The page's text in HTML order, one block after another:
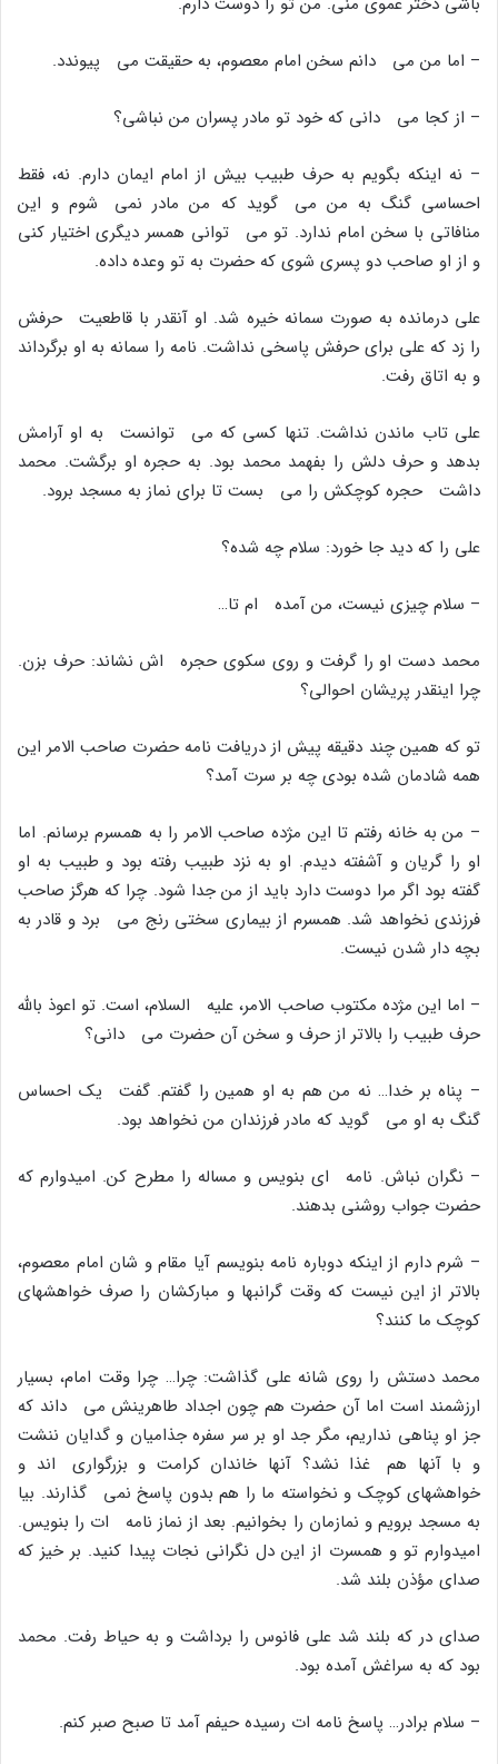
– اما من مى دانم سخن امام معصوم، به حقیقت مى پیوندد.
– از کجا مى دانى که خود تو مادر پسران من نباشى؟
– نه اینکه بگویم به حرف طبیب بیش از امام ایمان دارم. نه، فقط
احساسى گنگ به من مى گوید که من مادر نمى شوم و این
منافاتى با سخن امام ندارد. تو مى توانى همسر دیگرى اختیار کنى
و از او صاحب دو پسرى شوى که حضرت به تو وعده داده.
على درمانده به صورت سمانه خیره شد. او آنقدر با قاطعیت حرفش
را زد که على براى حرفش پاسخى نداشت. نامه را سمانه به او برگرداند
و به اتاق رفت.
على تاب ماندن نداشت. تنها کسى که مى توانست به او آرامش
بدهد و حرف دلش را بفهمد محمد بود. به حجره او برگشت. محمد
داشت حجره کوچکش را مى بست تا براى نماز به مسجد برود.
على را که دید جا خورد: سلام چه شده؟
– سلام چیزى نیست، من آمده ام تا…
محمد دست او را گرفت و روى سکوى حجره اش نشاند: حرف بزن.
چرا اینقدر پریشان احوالى؟
تو که همین چند دقیقه پیش از دریافت نامه حضرت صاحب الامر این
همه شادمان شده بودى چه بر سرت آمد؟
– من به خانه رفتم تا این مژده صاحب الامر را به همسرم برسانم. اما
او را گریان و آشفته دیدم. او به نزد طبیب رفته بود و طبیب به او
گفته بود اگر مرا دوست دارد باید از من جدا شود. چرا که هرگز صاحب
فرزندى نخواهد شد. همسرم از بیمارى سختى رنج مى برد و قادر به
بچه دار شدن نیست.
– اما این مژده مکتوب صاحب الامر، علیه السلام، است. تو اعوذ بالله
حرف طبیب را بالاتر از حرف و سخن آن حضرت مى دانى؟
– پناه بر خدا… نه من هم به او همین را گفتم. گفت یک احساس
گنگ به او مى گوید که مادر فرزندان من نخواهد بود.
– نگران نباش. نامه اى بنویس و مساله را مطرح کن. امیدوارم که
حضرت جواب روشنى بدهند.
– شرم دارم از اینکه دوباره نامه بنویسم آیا مقام و شان امام معصوم،
بالاتر از این نیست که وقت گرانبها و مبارکشان را صرف خواهشهاى
کوچک ما کنند؟
محمد دستش را روى شانه على گذاشت: چرا… چرا وقت امام، بسیار
ارزشمند است اما آن حضرت هم چون اجداد طاهرینش مى داند که
جز او پناهى نداریم، مگر جد او بر سر سفره جذامیان و گدایان ننشت
و با آنها هم غذا نشد؟ آنها خاندان کرامت و بزرگوارى اند و
خواهشهاى کوچک و نخواسته ما را هم بدون پاسخ نمى گذارند. بیا
به مسجد برویم و نمازمان را بخوانیم. بعد از نماز نامه ات را بنویس.
امیدوارم تو و همسرت از این دل نگرانى نجات پیدا کنید. بر خیز که
صداى مؤذن بلند شد.
صداى در که بلند شد على فانوس را برداشت و به حیاط رفت. محمد
بود که به سراغش آمده بود.
– سلام برادر… پاسخ نامه ات رسیده حیفم آمد تا صبح صبر کنم.